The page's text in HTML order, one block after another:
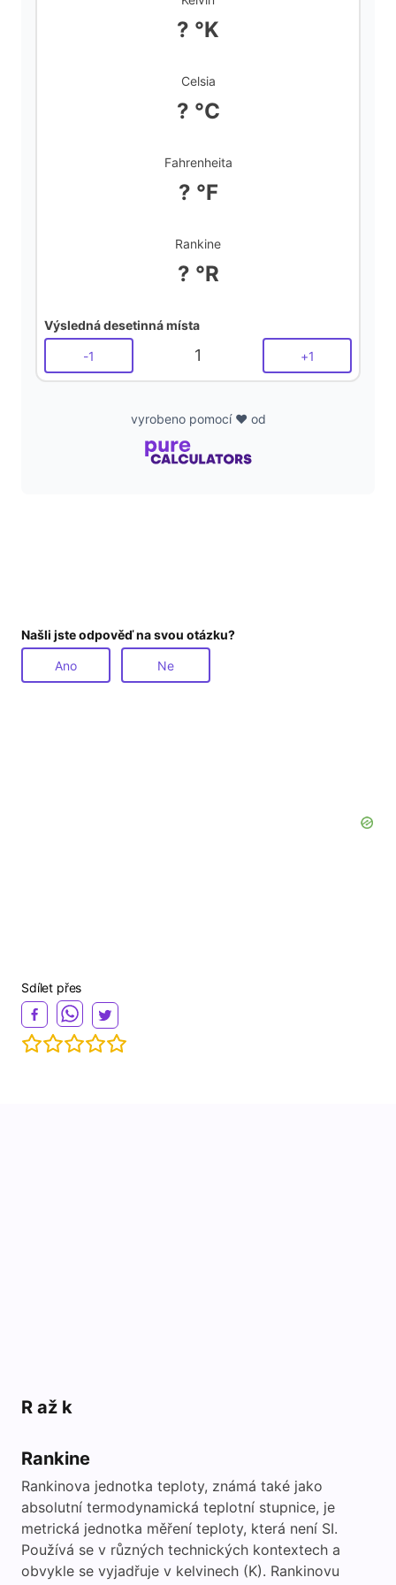
d
e
o
? °K
Celsia
? °C
Fahrenheita
? °F
Rankine
? °R
Výsledná desetinná místa
-1 1 +1
vyrobeno pomocí ❤️ od
Našli jste odpověď na svou otázku?
Ano Ne
Sdílet přes
R až k
Rankine
Rankinova jednotka teploty, známá také jako
absolutní termodynamická teplotní stupnice, je
metrická jednotka měření teploty, která není SI.
Používá se v různých technických kontextech a
obvykle se vyjadřuje v kelvinech (K). Rankinovu